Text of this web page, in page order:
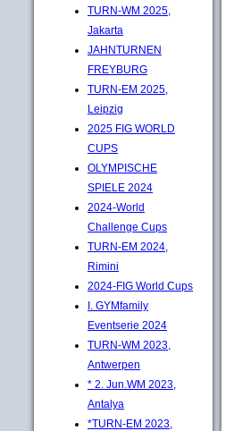
TURN-WM 2025,
Jakarta
JAHNTURNEN
FREYBURG
TURN-EM 2025,
Leipzig
2025 FIG WORLD
CUPS
OLYMPISCHE
SPIELE 2024
2024-World
Challenge Cups
TURN-EM 2024,
Rimini
2024-FIG World Cups
I. GYMfamily
Eventserie 2024
TURN-WM 2023,
Antwerpen
* 2. Jun.WM 2023,
Antalya
*TURN-EM 2023,